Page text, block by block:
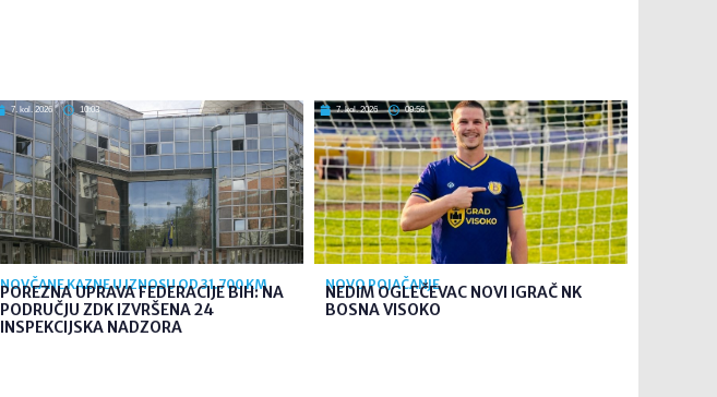
7. kol. 2026 10:03
NOVČANE KAZNE U IZNOSU OD 31.700 KM
POREZNA UPRAVA FEDERACIJE BIH: NA
PODRUČJU ZDK IZVRŠENA 24
INSPEKCIJSKA NADZORA
7. kol. 2026 09:56
NOVO POJAČANJE
NEDIM OGLEČEVAC NOVI IGRAČ NK
BOSNA VISOKO